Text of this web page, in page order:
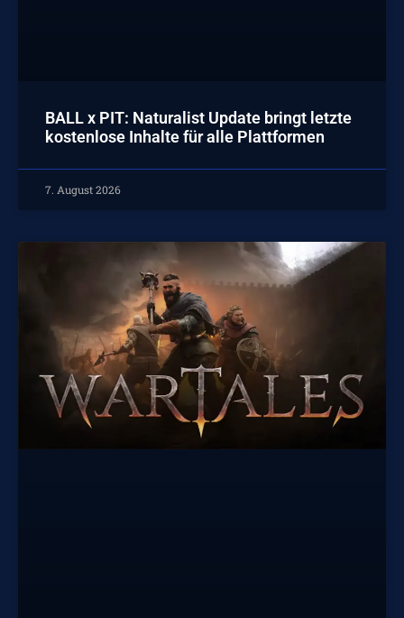
BALL x PIT: Naturalist Update bringt letzte
kostenlose Inhalte für alle Plattformen
7. August 2026